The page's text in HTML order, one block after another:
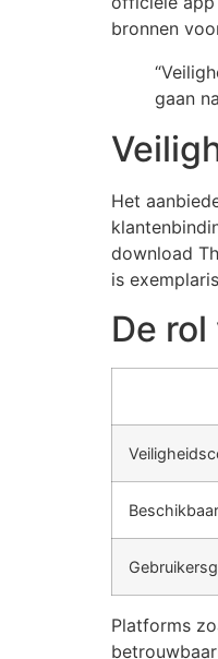
bronnen
gaan
Het
download
is
De
Platforms